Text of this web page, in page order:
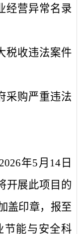
经营异常名录
税收违法案件
采购严重违法
2026年5 月 14日
开展此项目的
盖印章，报至
节能与安全科